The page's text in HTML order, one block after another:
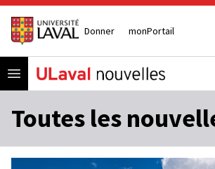
Donner monPortail
Open menu
Toutes les